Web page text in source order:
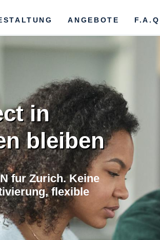
ANGEBOTE F.A.Q
in
bleiben
fur Zurich. Keine
flexible